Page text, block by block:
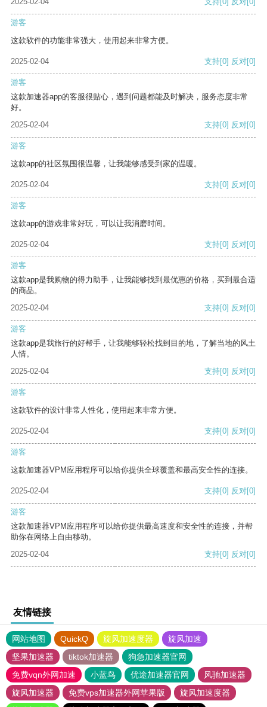
游客
这款软件的功能非常强大，使用起来非常方便。
2025-02-04 支持[0] 反对[0]
游客
这款加速器app的客服很贴心，遇到问题都能及时解决，服务态度非常
好。
2025-02-04
支持[0] 反对[0]
游客
这款app的社区氛围很温馨，让我能够感受到家的温暖。
2025-02-04 支持[0] 反对[0]
游客
这款app的游戏非常好玩，可以让我消磨时间。
2025-02-04 支持[0] 反对[0]
游客
这款app是我购物的得力助手，让我能够找到最优惠的价格，买到最合适
的商品。
2025-02-04
支持[0] 反对[0]
游客
这款app是我旅行的好帮手，让我能够轻松找到目的地，了解当地的风土
人情。
2025-02-04
支持[0] 反对[0]
游客
这款软件的设计非常人性化，使用起来非常方便。
2025-02-04 支持[0] 反对[0]
游客
这款加速器VPM应用程序可以给你提供全球覆盖和最高安全性的连接。
2025-02-04 支持[0] 反对[0]
游客
这款加速器VPM应用程序可以给你提供最高速度和安全性的连接，并帮
助你在网络上自由移动。
2025-02-04
支持[0] 反对[0]
友情链接
网站地图 QuickQ 旋风加速度器
旋风加速
坚果加速器
tiktok加速器
狗急加速器官网
免费vqn外网加速
小蓝鸟 优途加速器官网
风驰加速器
旋风加速器
免费vps加速器外网苹果版
旋风加速度器